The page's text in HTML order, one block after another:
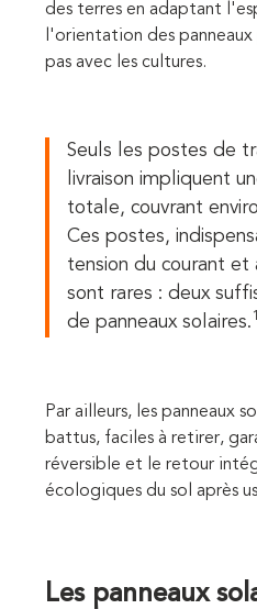
des terres en adaptant
l'orientation des
pas avec les cultures.
Seuls les postes de
livraison impliquent
totale, couvrant
Ces postes,
tension du courant et
sont rares : deux
de panneaux solaires. 1
Par ailleurs, les panneaux
battus, faciles à retirer,
réversible et le retour
écologiques du sol après
Les panneaux